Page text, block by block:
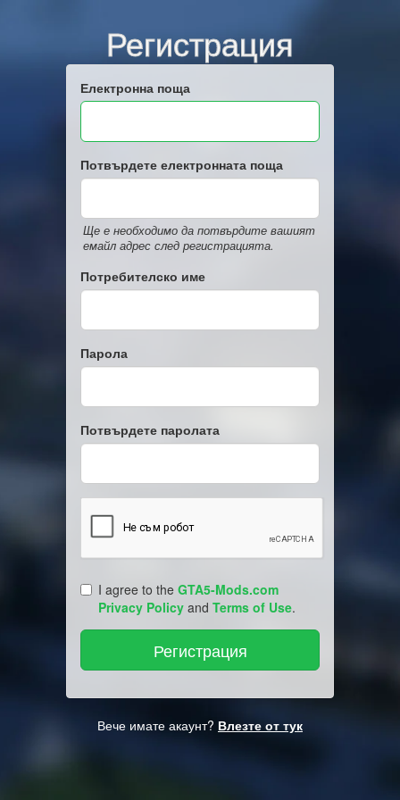
Регистрация
Електронна поща
Потвърдете електронната поща
Ще е необходимо да потвърдите вашият
емайл адрес след регистрацията.
Потребителско име
Парола
Потвърдете паролата
I agree to the GTA5-Mods.com
Privacy Policy and Terms of Use.
Вече имате акаунт? Влезте от тук